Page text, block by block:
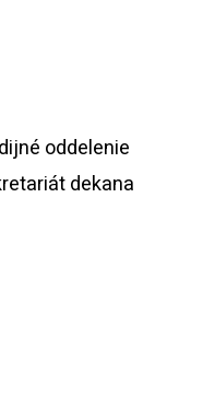
oddelenie
dekana